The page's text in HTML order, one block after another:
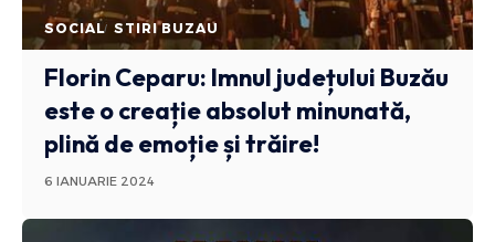
SOCIAL STIRI BUZAU
Florin Ceparu: Imnul județului Buzău
este o creație absolut minunată,
plină de emoție și trăire!
6 IANUARIE 2024